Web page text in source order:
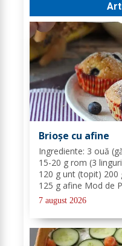
Brioșe cu afine
Ingrediente: 3 ouă
15-20 g rom (3
120 g unt (topit)
125 g afine Mod de
gălbenușurile cu
untul topit, făina și
7 august 2026